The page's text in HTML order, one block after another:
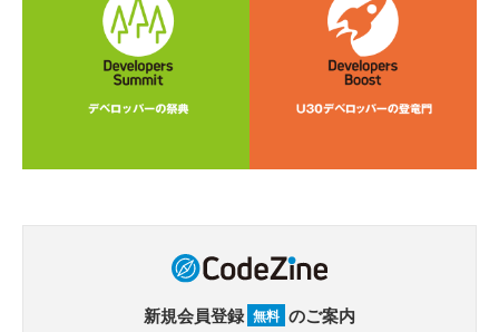
新規会員登録 無料 のご案内